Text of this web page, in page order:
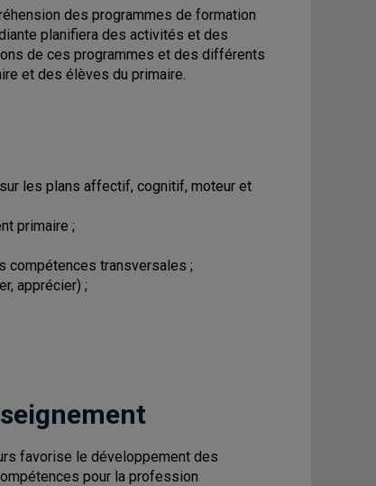
des programmes de formation
planifiera des activités et des
de ces programmes et des différents
et des élèves du primaire.
les plans affectif, cognitif, moteur et
primaire ;
compétences transversales ;
apprécier) ;
favorise le développement des
pour la profession